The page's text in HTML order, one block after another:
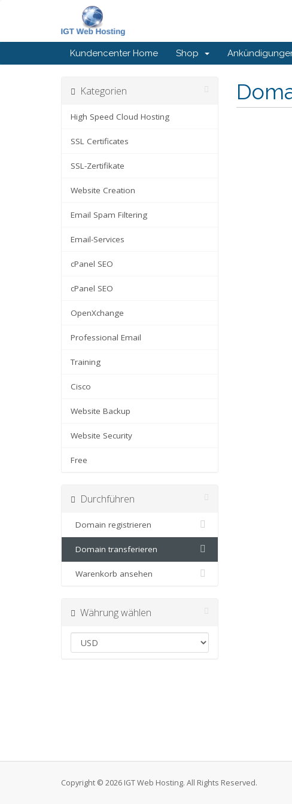
Kundencenter Home Shop
Kategorien
High Speed Cloud Hosting
SSL Certificates
SSL-Zertifikate
Website Creation
Email Spam Filtering
Email-Services
cPanel SEO
cPanel SEO
OpenXchange
Professional Email
Training
Cisco
Website Backup
Website Security
Free
Durchführen
Domain registrieren
Domain transferieren
Warenkorb ansehen
Währung wählen
Copyright © 2026 IGT Web Hosting. All Rights Reserved.